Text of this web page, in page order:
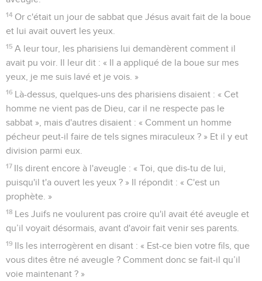
14 Or c'était un jour de sabbat que Jésus avait fait de la boue
et lui avait ouvert les yeux.
15 A leur tour, les pharisiens lui demandèrent comment il
avait pu voir. Il leur dit : « Il a appliqué de la boue sur mes
yeux, je me suis lavé et je vois. »
16 Là-dessus, quelques-uns des pharisiens disaient : « Cet
homme ne vient pas de Dieu, car il ne respecte pas le
sabbat », mais d'autres disaient : « Comment un homme
pécheur peut-il faire de tels signes miraculeux ? » Et il y eut
division parmi eux.
17 Ils dirent encore à l'aveugle : « Toi, que dis-tu de lui,
puisqu'il t'a ouvert les yeux ? » Il répondit : « C'est un
prophète. »
18 Les Juifs ne voulurent pas croire qu'il avait été aveugle et
qu’il voyait désormais, avant d'avoir fait venir ses parents.
19 Ils les interrogèrent en disant : « Est-ce bien votre fils, que
vous dites être né aveugle ? Comment donc se fait-il qu’il
voie maintenant ? »